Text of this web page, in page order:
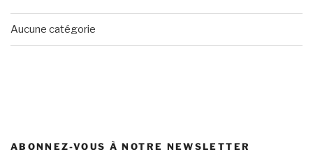
Aucune catégorie
ABONNEZ-VOUS À NOTRE NEWSLETTER